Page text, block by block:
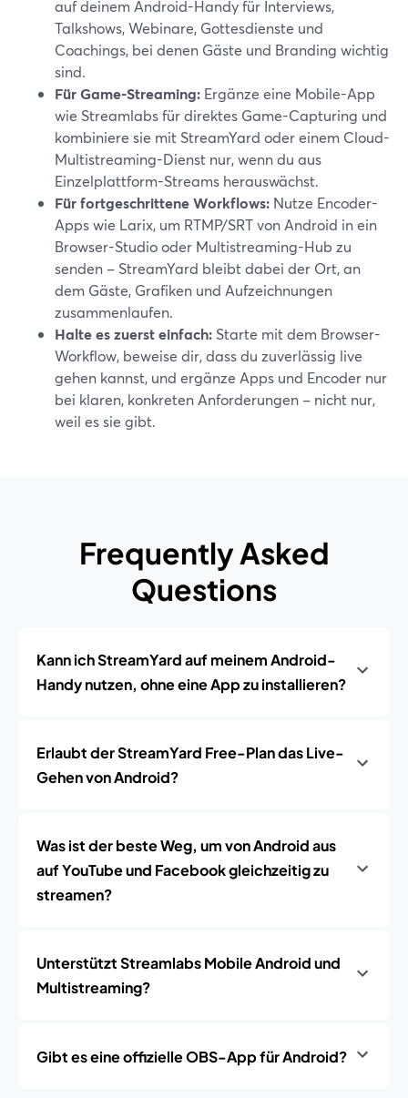
auf deinem Android-Handy für Interviews,
Talkshows, Webinare, Gottesdienste und
Coachings, bei denen Gäste und Branding wichtig
sind.
Für Game-Streaming: Ergänze eine Mobile-App
wie Streamlabs für direktes Game-Capturing und
kombiniere sie mit StreamYard oder einem Cloud-
Multistreaming-Dienst nur, wenn du aus
Einzelplattform-Streams herauswächst.
Für fortgeschrittene Workflows: Nutze Encoder-
Apps wie Larix, um RTMP/SRT von Android in ein
Browser-Studio oder Multistreaming-Hub zu
senden – StreamYard bleibt dabei der Ort, an
dem Gäste, Grafiken und Aufzeichnungen
zusammenlaufen.
Halte es zuerst einfach: Starte mit dem Browser-
Workflow, beweise dir, dass du zuverlässig live
gehen kannst, und ergänze Apps und Encoder nur
bei klaren, konkreten Anforderungen – nicht nur,
weil es sie gibt.
Frequently Asked
Questions
Kann ich StreamYard auf meinem Android-
Handy nutzen, ohne eine App zu installieren?
Erlaubt der StreamYard Free-Plan das Live-
Gehen von Android?
Was ist der beste Weg, um von Android aus
auf YouTube und Facebook gleichzeitig zu
streamen?
Unterstützt Streamlabs Mobile Android und
Multistreaming?
Gibt es eine offizielle OBS-App für Android?